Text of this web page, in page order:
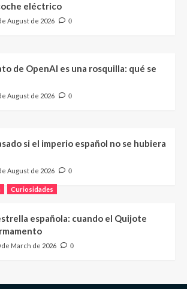
eléctrico
August de 2026 0
de OpenAI es una rosquilla: qué se
August de 2026 0
si el imperio español no se hubiera
August de 2026 0
Curiosidades
española: cuando el Quijote
de March de 2026 0